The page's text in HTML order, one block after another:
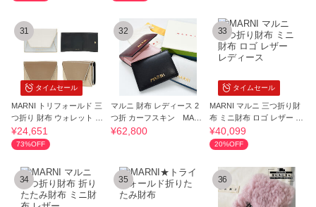
タイムセール
31
MARNI トリフォールド 三
つ折り 財布 ウォレット 小
銭入れ
¥24,651
73%OFF
32
マルニ 財布 レディース 2
つ折 カーフスキン MARN
I PFMOQ14Q16
¥62,800
タイムセール
33
MARNI マルニ 三つ折り財
布 ミニ財布 ロゴ レザー レ
ディース
¥40,099
20%OFF
34 35 36